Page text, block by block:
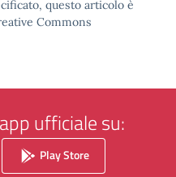
questo articolo è
Commons
ufficiale su:
Play Store